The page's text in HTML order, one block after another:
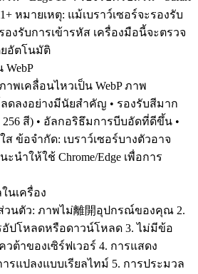
หมายเหตุ: แม้เบราว์เซอร์จะรองรับ
องรับการเข้ารหัส เครื่องมือนี้จะตรวจ
อัตโนมัติ
พเคลื่อนไหวเป็น WebP ภาพ
ดลงอย่างมีนัยสำคัญ • รองรับสีมาก
สี) • อัลกอริธึมการบีบอัดที่ดีขึ้น •
ส ข้อจำกัด: เบราว์เซอร์บางตัวอาจ
นำให้ใช้ Chrome/Edge เพื่อการ
นเครื่อง
วนตัว: ภาพไม่離開อุปกรณ์ของคุณ 2.
อัปโหลดหรือดาวน์โหลด 3. ไม่มีข้อ
ต้าของเซิร์ฟเวอร์ 4. การแสดง
รแปลงแบบเรียลไทม์ 5. การประมวล